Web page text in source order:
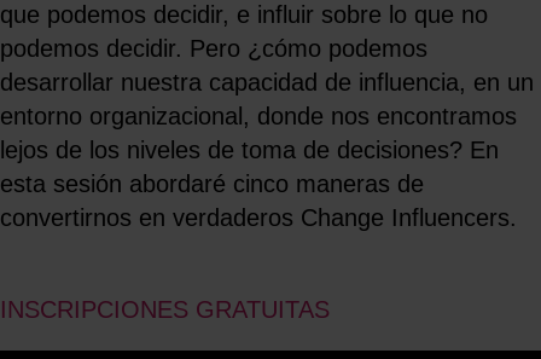
que podemos decidir, e influir sobre lo que no
podemos decidir. Pero ¿cómo podemos
desarrollar nuestra capacidad de influencia, en un
entorno organizacional, donde nos encontramos
lejos de los niveles de toma de decisiones? En
esta sesión abordaré cinco maneras de
convertirnos en verdaderos Change Influencers.
INSCRIPCIONES GRATUITAS